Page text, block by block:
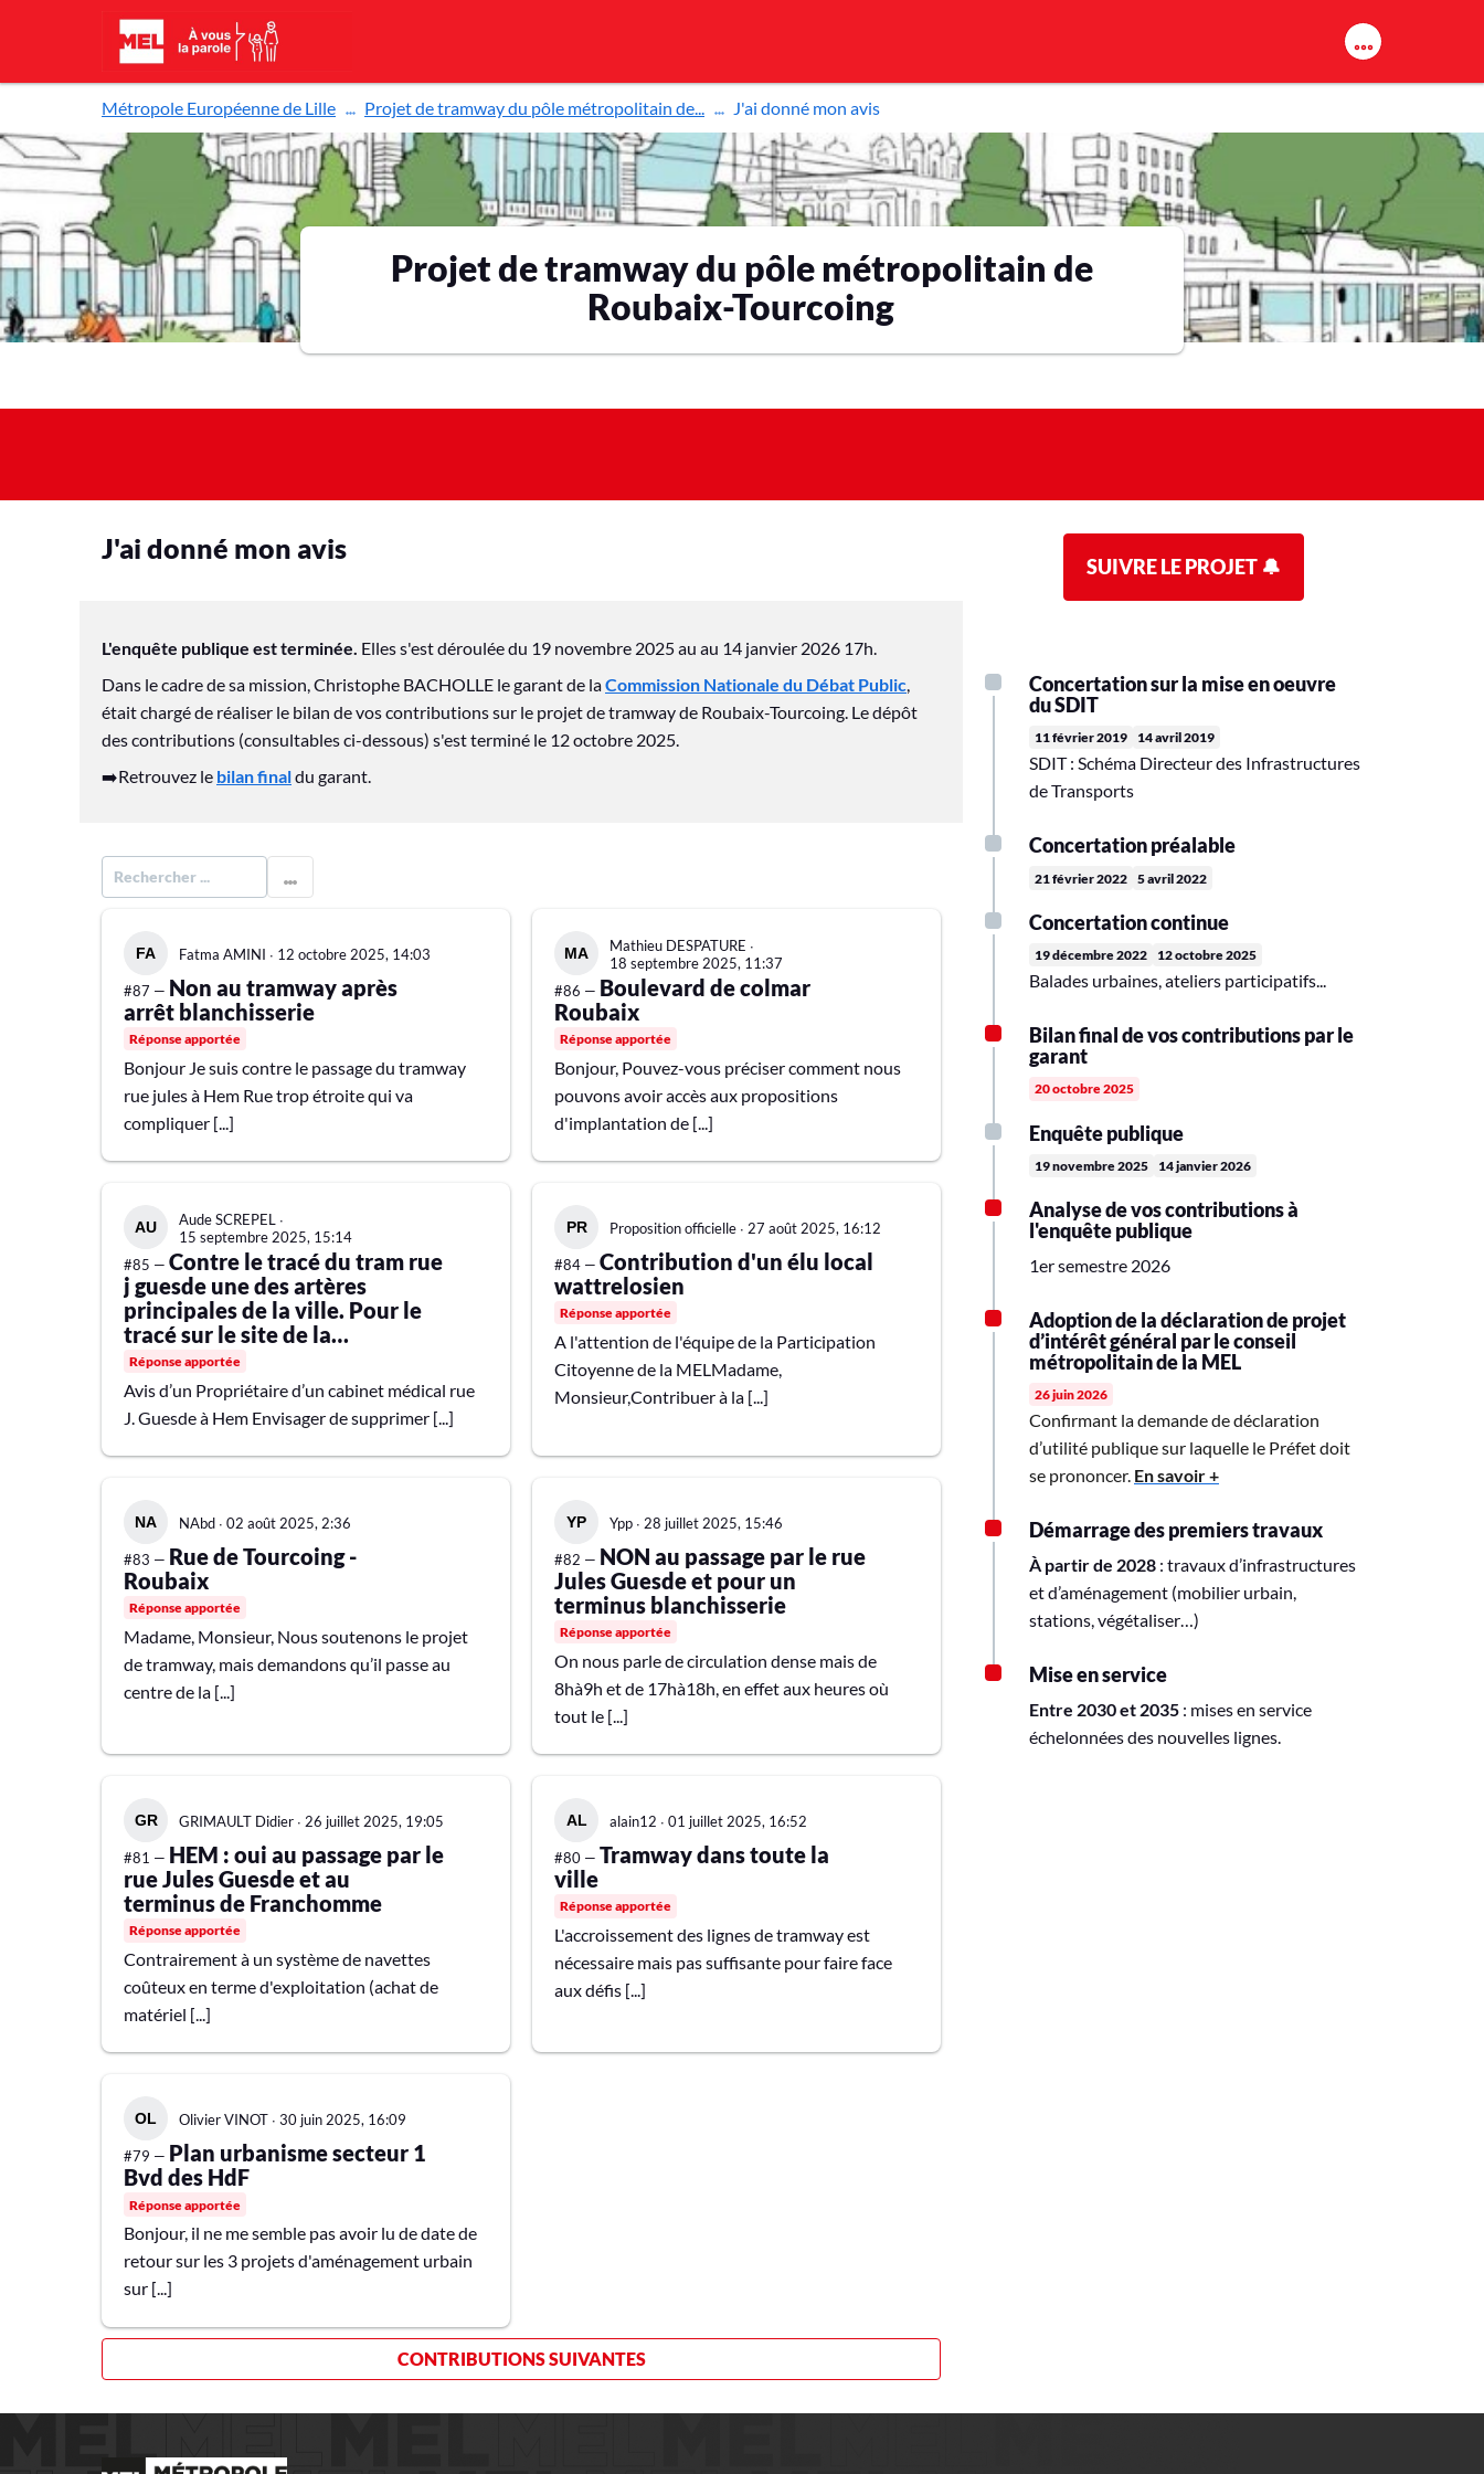
Aller au contenu principal
Métropole Européenne de Lille Projet de tramway du pôle métropolitain de... J'ai donné mon avis
Projet de tramway du pôle métropolitain de
Roubaix-Tourcoing
SUIVRE LE PROJET 🔔
Concertation sur la mise en oeuvre
du SDIT
11 février 2019 14 avril 2019
SDIT : Schéma Directeur des Infrastructures
de Transports
Concertation préalable
21 février 2022 5 avril 2022
Concertation continue
19 décembre 2022 12 octobre 2025
Balades urbaines, ateliers participatifs...
Bilan final de vos contributions par le
garant
20 octobre 2025
Enquête publique
19 novembre 2025 14 janvier 2026
Analyse de vos contributions à
l'enquête publique
1er semestre 2026
Adoption de la déclaration de projet
d’intérêt général par le conseil
métropolitain de la MEL
26 juin 2026
Confirmant la demande de déclaration
d’utilité publique sur laquelle le Préfet doit
se prononcer. En savoir +
Démarrage des premiers travaux
À partir de 2028 : travaux d’infrastructures
et d’aménagement (mobilier urbain,
stations, végétaliser…)
Mise en service
Entre 2030 et 2035 : mises en service
échelonnées des nouvelles lignes.
J'ai donné mon avis
L'enquête publique est terminée. Elles s'est déroulée du 19 novembre 2025 au au 14 janvier 2026 17h.
Dans le cadre de sa mission, Christophe BACHOLLE le garant de laCommission Nationale du Débat Public
était chargé de réaliser le bilan de vos contributions sur le projet de tramway de Roubaix-Tourcoing. Le dépôt
des contributions (consultables ci-dessous) s'est terminé le 12 octobre 2025.
➡️Retrouvez le bilan finaldu garant.
R
H
R
C
H
E
Fatma AMINI ∙ 12 octobre 2025, 14:03
#87 — Non au tramway après
arrêt blanchisserie
Réponse apportée
Bonjour Je suis contre le passage du tramway
rue jules à Hem Rue trop étroite qui va
compliquer [...]
Mathieu DESPATURE ∙
18 septembre 2025, 11:37
#86 — Boulevard de colmar
Roubaix
Réponse apportée
Bonjour, Pouvez-vous préciser comment nous
pouvons avoir accès aux propositions
d'implantation de [...]
Aude SCREPEL ∙
15 septembre 2025, 15:14
#85 — Contre le tracé du tram rue
j guesde une des artères
principales de la ville. Pour le
tracé sur le site de la
blanchisserie plus cohérent
Réponse apportée
Avis d’un Propriétaire d’un cabinet médical rue
J. Guesde à Hem Envisager de supprimer [...]
Proposition officielle ∙ 27 août 2025, 16:12
#84 — Contribution d'un élu local
wattrelosien
Réponse apportée
A l'attention de l'équipe de la Participation
Citoyenne de la MELMadame,
Monsieur,Contribuer à la [...]
NAbd ∙ 02 août 2025, 2:36
#83 — Rue de Tourcoing -
Roubaix
Réponse apportée
Madame, Monsieur, Nous soutenons le projet
de tramway, mais demandons qu’il passe au
centre de la [...]
Ypp ∙ 28 juillet 2025, 15:46
#82 — NON au passage par le rue
Jules Guesde et pour un
terminus blanchisserie
Réponse apportée
On nous parle de circulation dense mais de
8hà9h et de 17hà18h, en effet aux heures où
tout le [...]
GRIMAULT Didier ∙ 26 juillet 2025, 19:05
#81 — HEM : oui au passage par le
rue Jules Guesde et au
terminus de Franchomme
Réponse apportée
Contrairement à un système de navettes
coûteux en terme d'exploitation (achat de
matériel [...]
alain12 ∙ 01 juillet 2025, 16:52
#80 — Tramway dans toute la
ville
Réponse apportée
L'accroissement des lignes de tramway est
nécessaire mais pas suffisante pour faire face
aux défis [...]
Olivier VINOT ∙ 30 juin 2025, 16:09
#79 — Plan urbanisme secteur 1
Bvd des HdF
Réponse apportée
Bonjour, il ne me semble pas avoir lu de date de
retour sur les 3 projets d'aménagement urbain
sur [...]
CONTRIBUTIONS SUIVANTES